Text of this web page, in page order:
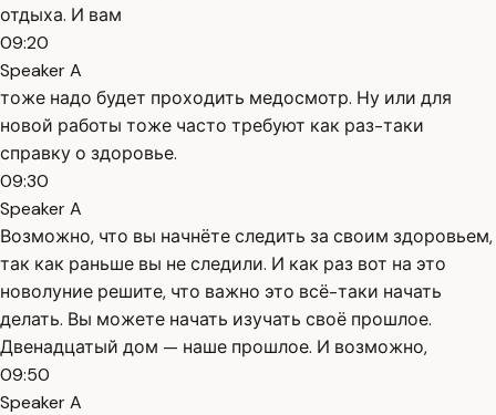
отдыха. И вам
09:20
Speaker A
тоже надо будет проходить медосмотр. Ну или для
новой работы тоже часто требуют как раз-таки
справку о здоровье.
09:30
Speaker A
Возможно, что вы начнёте следить за своим здоровьем,
так как раньше вы не следили. И как раз вот на это
новолуние решите, что важно это всё-таки начать
делать. Вы можете начать изучать своё прошлое.
Двенадцатый дом — наше прошлое. И возможно,
09:50
Speaker A